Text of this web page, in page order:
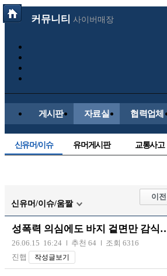
커뮤니티 사이버매장
게시판 자료실 협력업체
신유머/이슈 유머게시판 교통사고
자유사진
트럭/버스 항공/해운/철도
장착시공사진
신유머/이슈/움짤
이전
성폭력 의심에도 바지 겉면만 감식
26.06.15 16:24 추천 64
조회 6316
진햅
작성글보기